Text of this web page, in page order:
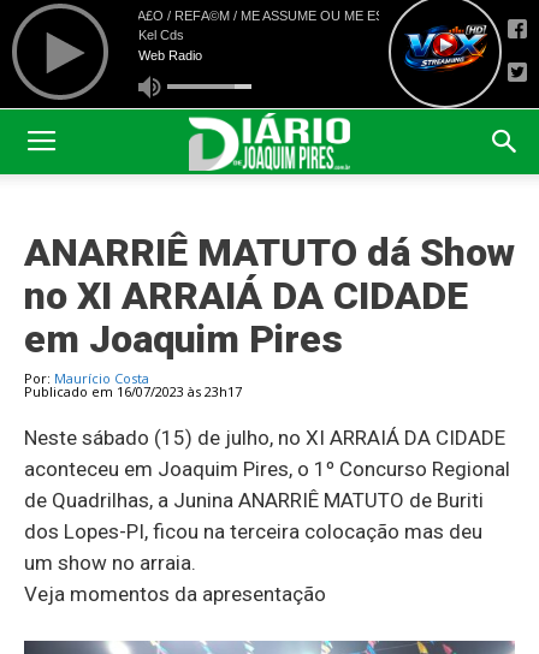
ANARRIÊ MATUTO dá Show
no XI ARRAIÁ DA CIDADE
em Joaquim Pires
Por: Maurício Costa
Publicado em 16/07/2023 às 23h17
Neste sábado (15) de julho, no XI ARRAIÁ DA CIDADE
aconteceu em Joaquim Pires, o 1º Concurso Regional
de Quadrilhas, a Junina ANARRIÊ MATUTO de Buriti
dos Lopes-PI, ficou na terceira colocação mas deu
um show no arraia.
Veja momentos da apresentação